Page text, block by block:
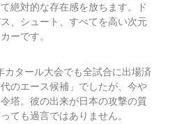
絶対的な存在感を放ちます。ド
、シュート、すべてを高い次元
ーです。
タール大会でも全試合に出場済
のエース候補」でしたが、今や
塔。彼の出来が日本の攻撃の質
ても過言ではありません。